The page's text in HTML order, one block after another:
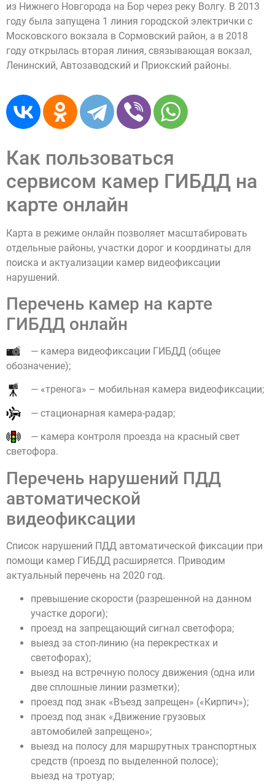
из Нижнего Новгорода на Бор через реку Волгу. В 2013
году была запущена 1 линия городской электрички с
Московского вокзала в Сормовский район, а в 2018
году открылась вторая линия, связывающая вокзал,
Ленинский, Автозаводский и Приокский районы.
Как пользоваться
сервисом камер ГИБДД на
карте онлайн
Карта в режиме онлайн позволяет масштабировать
отдельные районы, участки дорог и координаты для
поиска и актуализации камер видеофиксации
нарушений.
Перечень камер на карте
ГИБДД онлайн
— камера видеофиксации ГИБДД (общее
обозначение);
— «тренога» – мобильная камера видеофиксации;
— стационарная камера-радар;
— камера контроля проезда на красный свет
светофора.
Перечень нарушений ПДД
автоматической
видеофиксации
Список нарушений ПДД автоматической фиксации при
помощи камер ГИБДД расширяется. Приводим
актуальный перечень на 2020 год.
превышение скорости (разрешенной на данном
участке дороги);
проезд на запрещающий сигнал светофора;
выезд за стоп-линию (на перекрестках и
светофорах);
выезд на встречную полосу движения (одна или
две сплошные линии разметки);
проезд под знак «Въезд запрещен» («Кирпич»);
проезд под знак «Движение грузовых
автомобилей запрещено»;
выезд на полосу для маршрутных транспортных
средств (проезд по выделенной полосе);
выезд на тротуар;